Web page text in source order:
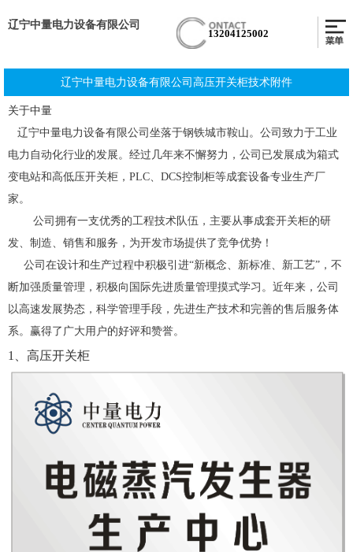
辽宁中量电力设备有限公司
13204125002
辽宁中量电力设备有限公司高压开关柜技术附件
关于中量
辽宁中量电力设备有限公司坐落于钢铁城市鞍山。公司致力于工业
电力自动化行业的发展。经过几年来不懈努力，公司已发展成为箱式
变电站和高低压开关柜，PLC、DCS控制柜等成套设备专业生产厂
家。
公司拥有一支优秀的工程技术队伍，主要从事成套开关柜的研
发、制造、销售和服务，为开发市场提供了竞争优势！
公司在设计和生产过程中积极引进“新概念、新标准、新工艺”，不
断加强质量管理，积极向国际先进质量管理摸式学习。近年来，公司
以高速发展势态，科学管理手段，先进生产技术和完善的售后服务体
系。赢得了广大用户的好评和赞誉。
1 高压开关柜